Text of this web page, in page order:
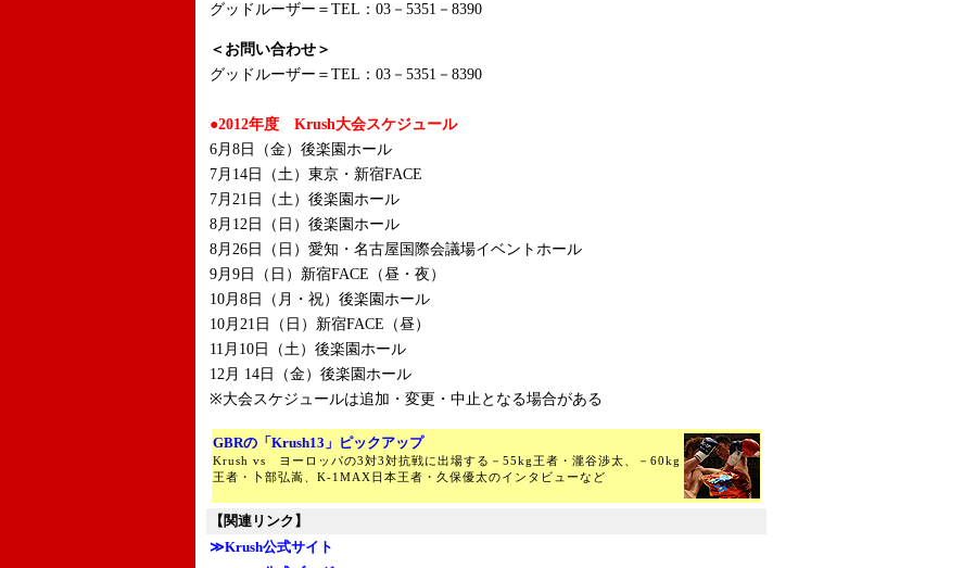
グッドルーザー＝TEL：03－5351－8390
＜お問い合わせ＞
グッドルーザー＝TEL：03－5351－8390
●2012年度 Krush大会スケジュール
6月8日（金）後楽園ホール
7月14日（土）東京・新宿FACE
7月21日（土）後楽園ホール
8月12日（日）後楽園ホール
8月26日（日）愛知・名古屋国際会議場イベントホール
9月9日（日）新宿FACE（昼・夜）
10月8日（月・祝）後楽園ホール
10月21日（日）新宿FACE（昼）
11月10日（土）後楽園ホール
12月 14日（金）後楽園ホール
※大会スケジュールは追加・変更・中止となる場合がある
GBRの「Krush13」ピックアップ
Krush vs ヨーロッパの3対3対抗戦に出場する－55kg王者・瀧谷渉太、－60kg
王者・卜部弘嵩、K-1MAX日本王者・久保優太のインタビューなど
【関連リンク】
≫Krush公式サイト